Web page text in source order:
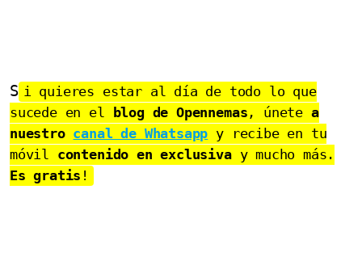
S i quieres estar al día de todo lo que
sucede en el
blog de Opennemas , únete a
nuestro canal de Whatsapp y recibe en tu
móvil contenido en exclusivay mucho más.
Es gratis !